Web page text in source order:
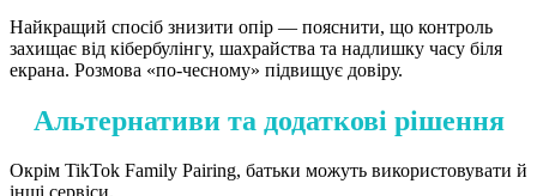
Найкращий спосіб знизити опір — пояснити, що контроль
захищає від кібербулінгу, шахрайства та надлишку часу біля
екрана. Розмова «по-чесному» підвищує довіру.
Альтернативи та додаткові рішення
Окрім TikTok Family Pairing, батьки можуть використовувати й